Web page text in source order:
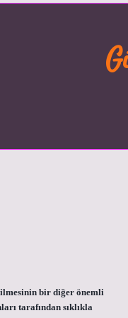
bir diğer önemli
tarafından sıklıkla